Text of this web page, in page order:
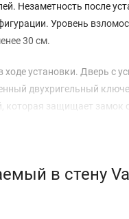
Незаметность после
Уровень
30 см.
установки. Дверь с
двухригельный
которая защищает замок
и случайных мелких
в стену